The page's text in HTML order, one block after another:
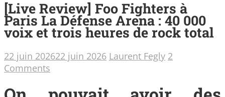
[Live Review] Foo Fighters à
Paris La Défense Arena : 40 000
voix et trois heures de rock total
22 juin 202622 juin 2026 Laurent Fegly 2
Comments